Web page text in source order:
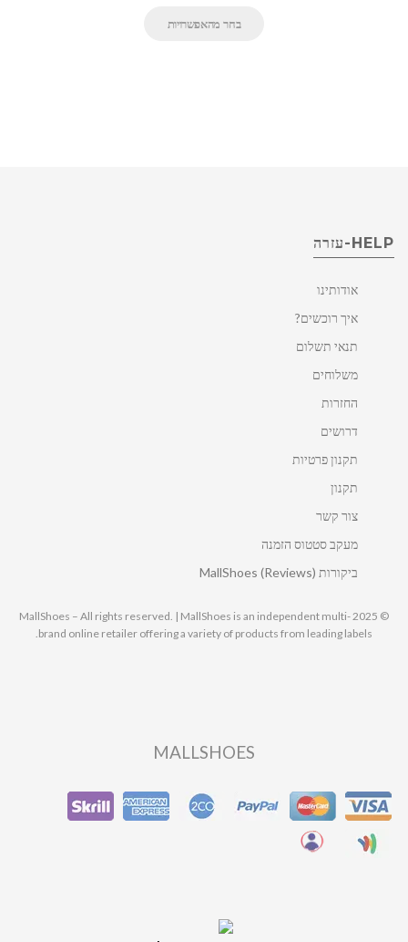
בחר מהאפשרויות
HELP-עזרה
אודותינו
איך רוכשים?
תנאי תשלום
משלוחים
החזרות
דרושים
תקנון פרטיות
תקנון
צור קשר
מעקב סטטוס הזמנה
ביקורות MallShoes (Reviews)
© 2025 MallShoes – All rights reserved. | MallShoes is an independent multi-
brand online retailer offering a variety of products from leading labels.
MALLSHOES